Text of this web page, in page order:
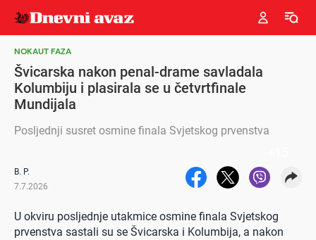
NOKAUT FAZA
Švicarska nakon penal-drame savladala
Kolumbiju i plasirala se u četvrtfinale
Mundijala
Posljednji susret osmine finala Svjetskog prvenstva
B. P.
7.7.2026
U okviru posljednje utakmice osmine finala Svjetskog
prvenstva sastali su se Švicarska i Kolumbija, a nakon